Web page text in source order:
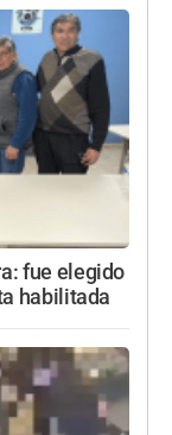
fue elegido
habilitada